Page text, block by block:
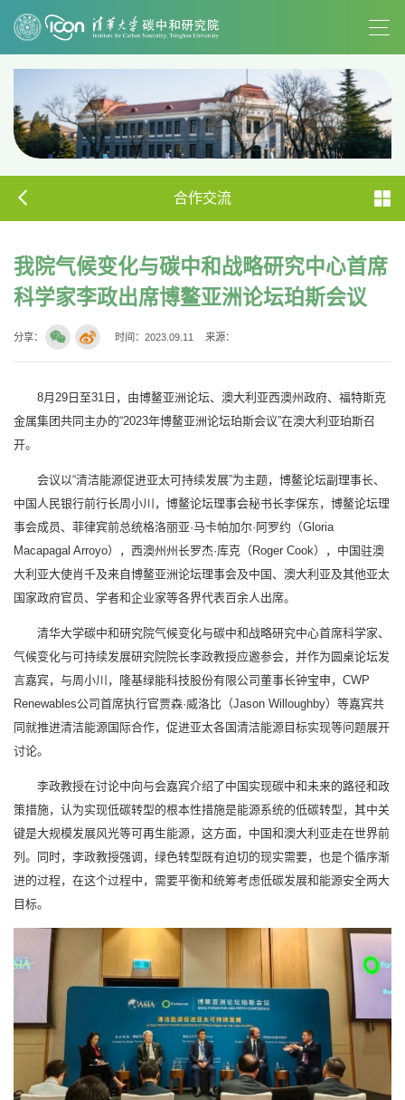
合作交流
我院气候变化与碳中和战略研究中心首席
科学家李政出席博鳌亚洲论坛珀斯会议
分享： 时间：2023.09.11 来源：
8月29日至31日，由博鳌亚洲论坛、澳大利亚西澳州政府、福特斯克
金属集团共同主办的“2023年博鳌亚洲论坛珀斯会议”在澳大利亚珀斯召
开。
会议以“清洁能源促进亚太可持续发展”为主题，博鳌论坛副理事长、
中国人民银行前行长周小川，博鳌论坛理事会秘书长李保东，博鳌论坛理
事会成员、菲律宾前总统格洛丽亚·马卡帕加尔·阿罗约（Gloria
Macapagal Arroyo），西澳州州长罗杰·库克（Roger Cook），中国驻澳
大利亚大使肖千及来自博鳌亚洲论坛理事会及中国、澳大利亚及其他亚太
国家政府官员、学者和企业家等各界代表百余人出席。
清华大学碳中和研究院气候变化与碳中和战略研究中心首席科学家、
气候变化与可持续发展研究院院长李政教授应邀参会，并作为圆桌论坛发
言嘉宾，与周小川，隆基绿能科技股份有限公司董事长钟宝申，CWP
Renewables公司首席执行官贾森·威洛比（Jason Willoughby）等嘉宾共
同就推进清洁能源国际合作，促进亚太各国清洁能源目标实现等问题展开
讨论。
李政教授在讨论中向与会嘉宾介绍了中国实现碳中和未来的路径和政
策措施，认为实现低碳转型的根本性措施是能源系统的低碳转型，其中关
键是大规模发展风光等可再生能源，这方面，中国和澳大利亚走在世界前
列。同时，李政教授强调，绿色转型既有迫切的现实需要，也是个循序渐
进的过程，在这个过程中，需要平衡和统筹考虑低碳发展和能源安全两大
目标。